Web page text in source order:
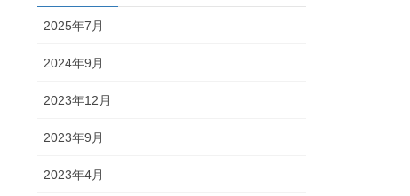
2025年7月
2024年9月
2023年12月
2023年9月
2023年4月